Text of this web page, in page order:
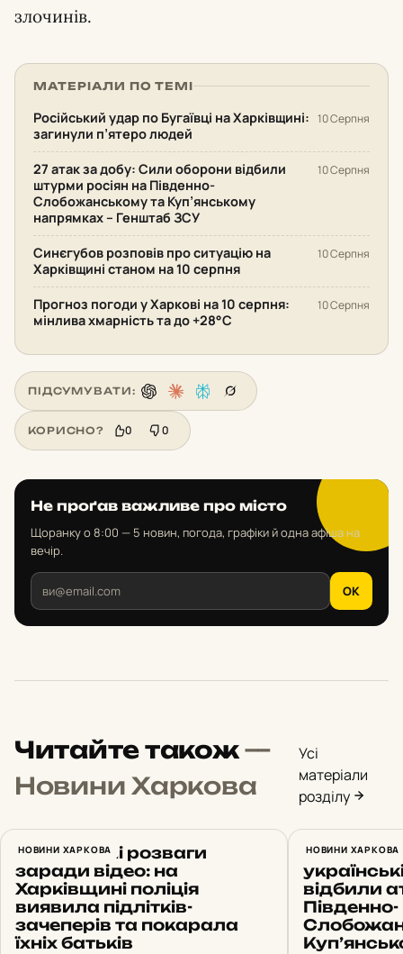
злочинів.
МАТЕРІАЛИ ПО ТЕМІ
Російський удар по Бугаївці на Харківщині:
загинули п’ятеро людей
10 Серпня
27 атак за добу: Сили оборони відбили
штурми росіян на Південно-
Слобожанському та Куп’янському
напрямках – Генштаб ЗСУ
10 Серпня
Синєгубов розповів про ситуацію на
Харківщині станом на 10 серпня
10 Серпня
Прогноз погоди у Харкові на 10 серпня:
мінлива хмарність та до +28°С
10 Серпня
ПІДСУМУВАТИ:
КОРИСНО? 0 0
Не проґав важливе про місто
Щоранку о 8:00 — 5 новин, погода, графіки й одна афіша на
вечір.
OK
Читайте також—
Новини Харкова
Усі
матеріали
розділу
НОВИНИ ХАРКОВА
Небезпечні розваги
заради відео: на
Харківщині поліція
виявила підлітків-
зачеперів та покарала
їхніх батьків
НОВИНИ ХАРКОВА
14
відбили
Південно-